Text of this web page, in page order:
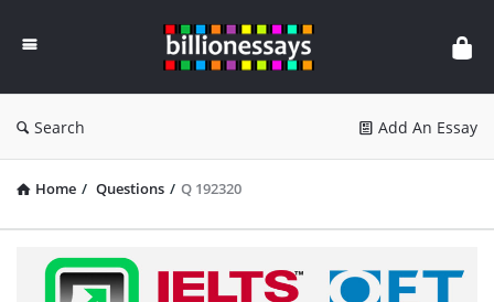
Essays
Search Add An Essay
Home / Questions / Q 192320